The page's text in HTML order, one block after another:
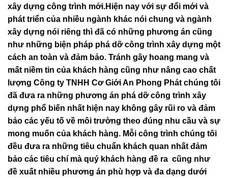
xây dựng công trình mới.Hiện nay với sự đổi mới và
phát triển của nhiều ngành khác nói chung và ngành
xây dựng nói riêng thì đã có những phương án cũng
như những biện pháp phá dỡ công trình xây dựng một
cách an toàn và đảm bảo. Tránh gây hoang mang và
mất niềm tin của khách hàng cũng như nâng cao chất
lượng Công ty TNHH Cơ Giới An Phong Phát chúng tôi
đã đưa ra những phương án phá dỡ công trình xây
dựng phổ biến nhất hiện nay không gây rũi ro và đảm
bảo các yếu tố về môi trường theo đúng nhu cầu và sự
mong muốn của khách hàng. Mỗi công trình chúng tôi
đều đưa ra những tiêu chuẩn khách quan nhất đảm
bảo các tiêu chí mà quý khách hàng đề ra cũng như
đề xuất nhiều phương án phù hợp và đa dạng dưới